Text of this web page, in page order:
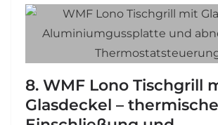
8. WMF Lono Tischgrill
Glasdeckel – thermische